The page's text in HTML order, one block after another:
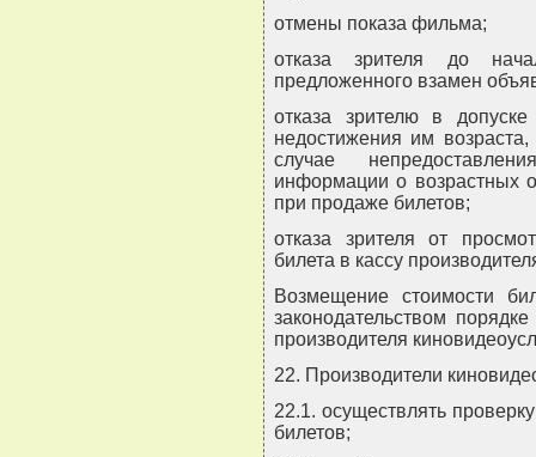
отмены показа фильма;
отказа зрителя до
предложенного взамен
отказа зрителю в
недостижения им
случае
информации о возрастных
при продаже билетов;
отказа зрителя от
билета в кассу
Возмещение стоимости
законодательством
производителя
22. Производители
22.1. осуществлять
билетов;